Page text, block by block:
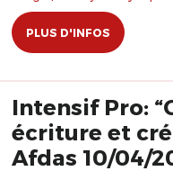
PLUS D'INFOS
Intensif Pro:
écriture et
Afdas 10/04/